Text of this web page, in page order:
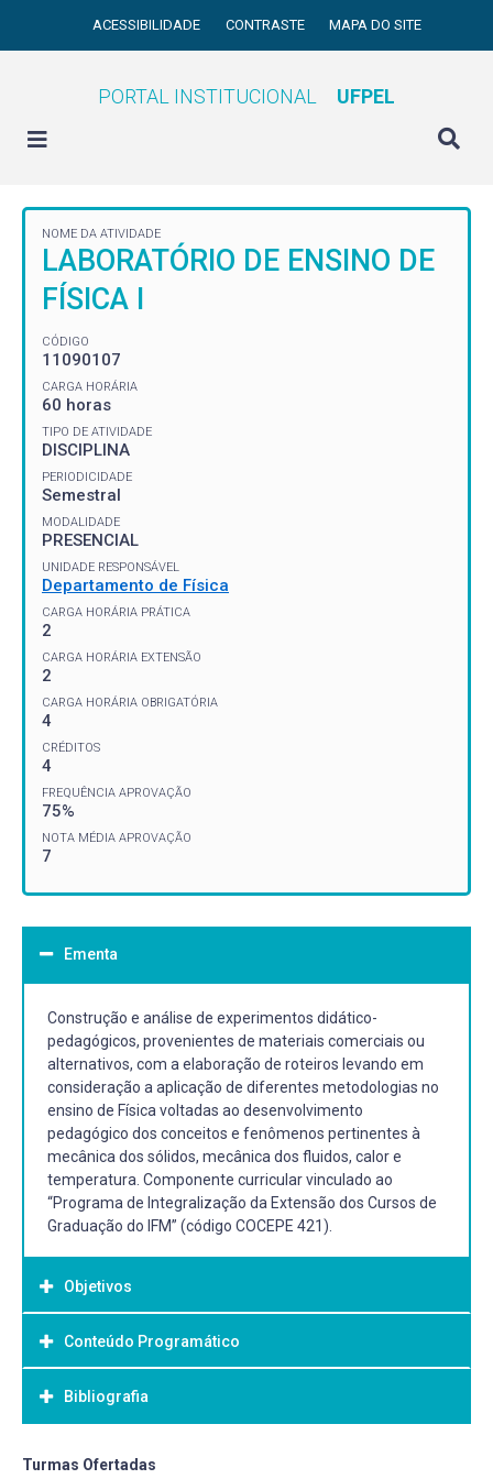
ACESSIBILIDADE CONTRASTE MAPA DO SITE
PORTAL INSTITUCIONAL UFPEL
NOME DA ATIVIDADE
LABORATÓRIO DE ENSINO DE
FÍSICA I
CÓDIGO
11090107
CARGA HORÁRIA
60 horas
TIPO DE ATIVIDADE
DISCIPLINA
PERIODICIDADE
Semestral
MODALIDADE
PRESENCIAL
UNIDADE RESPONSÁVEL
Departamento de Física
CARGA HORÁRIA PRÁTICA
2
CARGA HORÁRIA EXTENSÃO
2
CARGA HORÁRIA OBRIGATÓRIA
4
CRÉDITOS
4
FREQUÊNCIA APROVAÇÃO
75%
NOTA MÉDIA APROVAÇÃO
7
Ementa
Construção e análise de experimentos didático-
pedagógicos, provenientes de materiais comerciais ou
alternativos, com a elaboração de roteiros levando em
consideração a aplicação de diferentes metodologias no
ensino de Física voltadas ao desenvolvimento
pedagógico dos conceitos e fenômenos pertinentes à
mecânica dos sólidos, mecânica dos fluidos, calor e
temperatura. Componente curricular vinculado ao
“Programa de Integralização da Extensão dos Cursos de
Graduação do IFM” (código COCEPE 421).
Objetivos
Objetivo Geral:
A componente curricular visa apresentar ao aluno as
potencialidades do emprego de recursos relativos à
a prática experimental oferece no ensino de Física.
Conteúdo Programático
Bibliografia
Bibliografia Básica:
Turmas Ofertadas